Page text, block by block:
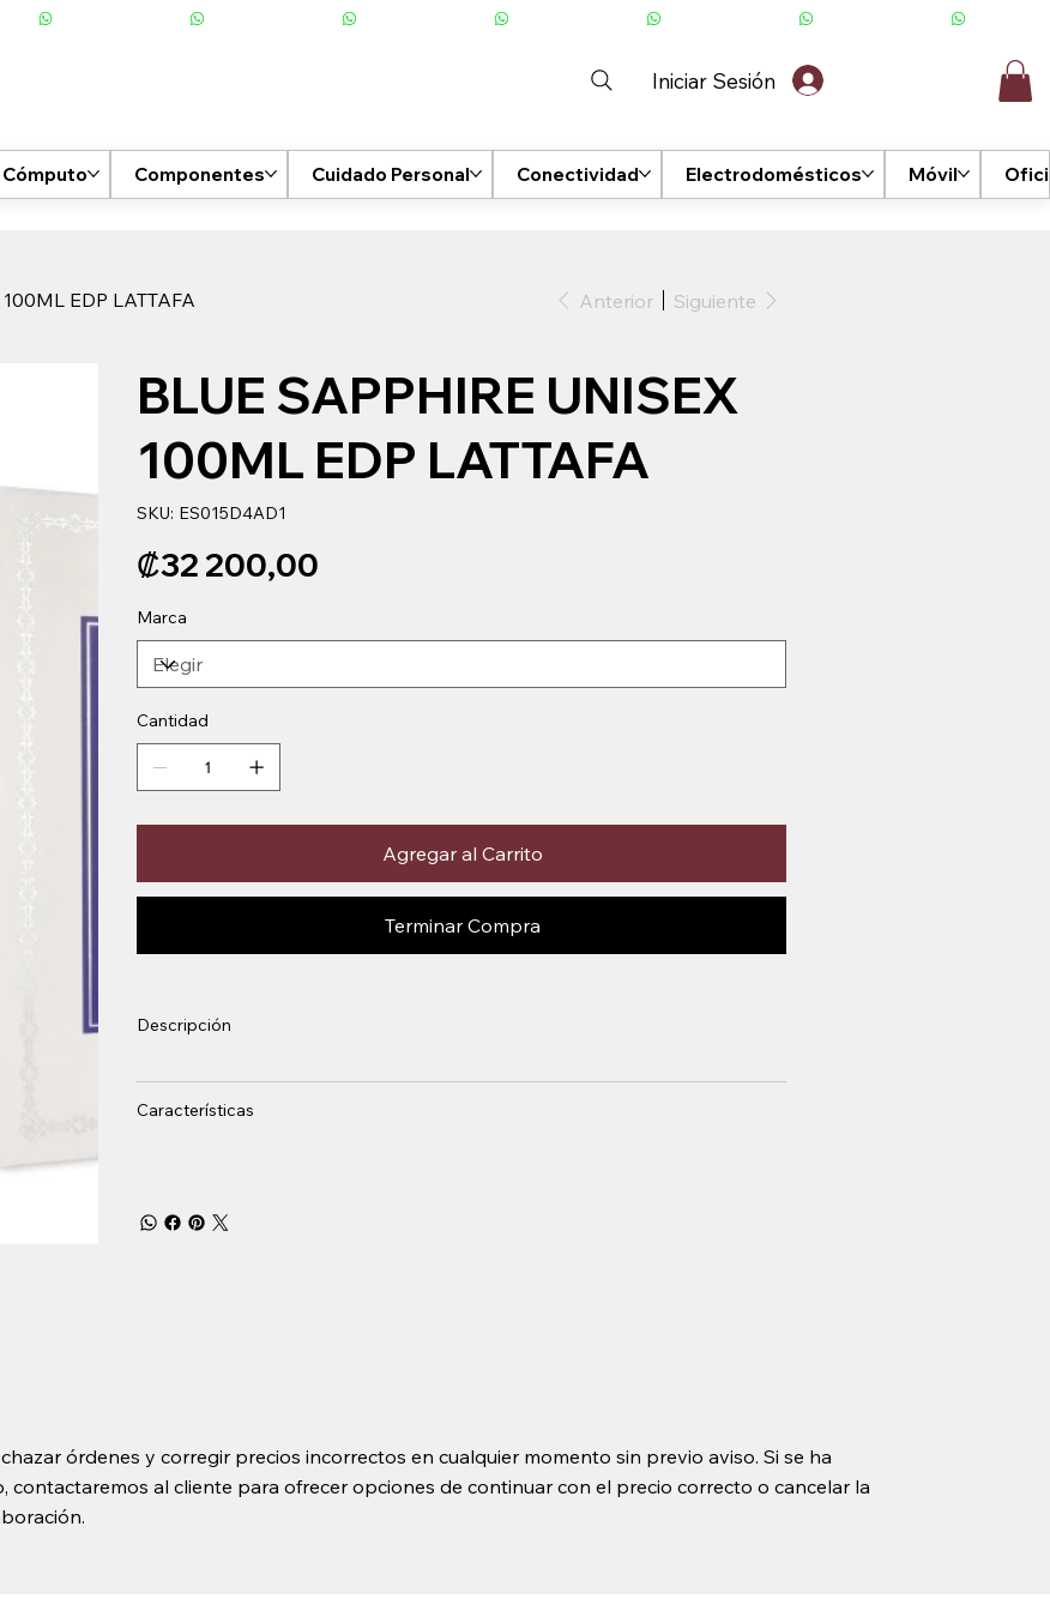
Iniciar Sesión
Cómputo Componentes Cuidado Personal Conectividad Electrodomésticos Móvil
EDP LATTAFA Anterior Siguiente
BLUE SAPPHIRE UNISEX
100ML EDP LATTAFA
SKU: SKU
ES015D4AD1
ES015D4AD1
₡32 200,00
Marca
Cantidad
Agregar al Carrito
Terminar Compra
Descripción
Características
órdenes y corregir precios incorrectos en cualquier momento sin previo aviso. Si se ha
al cliente para ofrecer opciones de continuar con el precio correcto o cancelar la